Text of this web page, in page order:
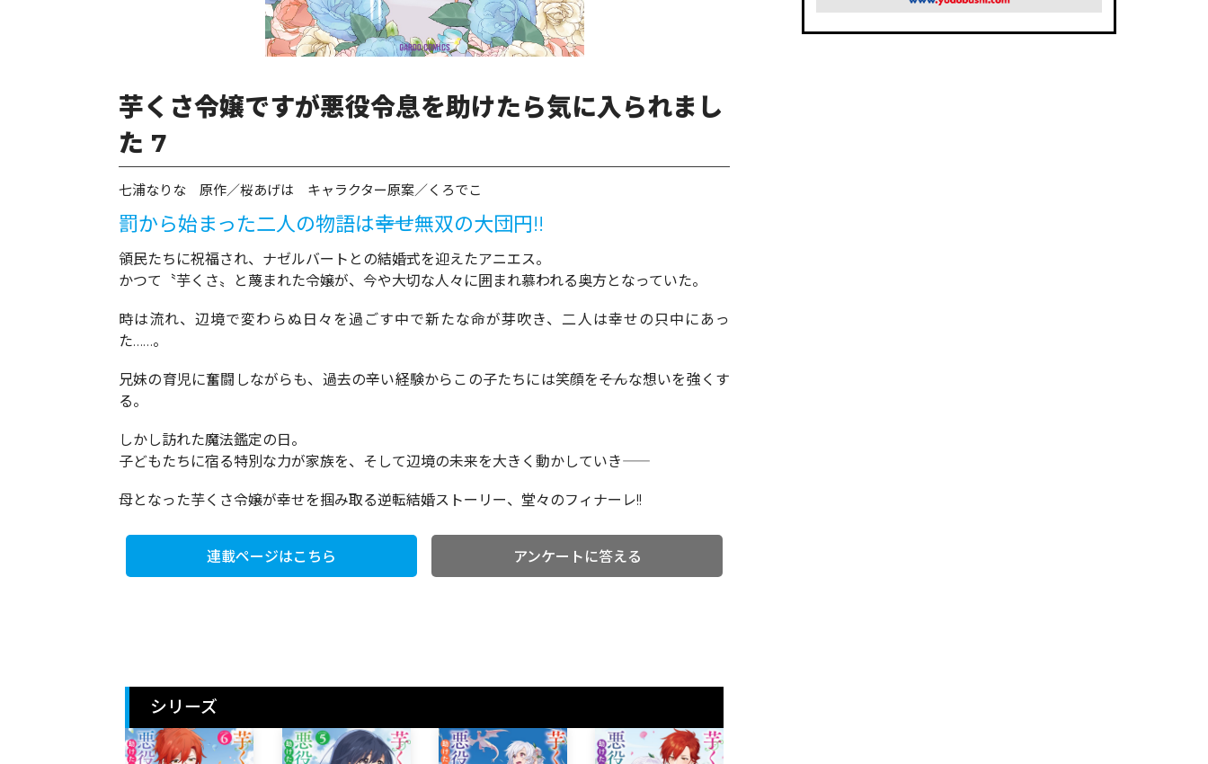
芋くさ令嬢ですが悪役令息を助けたら気に入られまし
た 7
七浦なりな 原作／桜あげは キャラクター原案／くろでこ
罰から始まった二人の物語は――幸せ無双の大団円!!
領民たちに祝福され、ナゼルバートとの結婚式を迎えたアニエス。
かつて〝芋くさ〟と蔑まれた令嬢が、今や大切な人々に囲まれ慕われる奥方となっていた。
時は流れ、辺境で変わらぬ日々を過ごす中で新たな命が芽吹き、二人は幸せの只中にあっ
た……。
兄妹の育児に奮闘しながらも、過去の辛い経験からこの子たちには笑顔を――そんな想いを強くす
る。
しかし訪れた魔法鑑定の日。
子どもたちに宿る特別な力が家族を、そして辺境の未来を大きく動かしていき――
母となった芋くさ令嬢が幸せを掴み取る逆転結婚ストーリー、堂々のフィナーレ!!
連載ページはこちら アンケートに答える
シリーズ